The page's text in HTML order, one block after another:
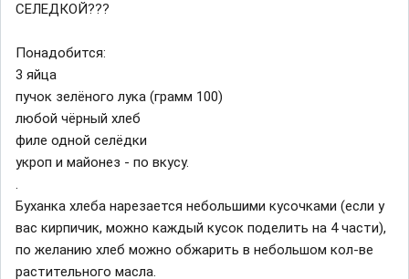
СЕЛЕДКОЙ???
Понадобится:
3 яйца
пучок зелёного лука (грамм 100)
любой чёрный хлеб
филе одной селёдки
укроп и майонез - по вкусу.
.
Буханка хлеба нарезается небольшими кусочками (если у
вас кирпичик, можно каждый кусок поделить на 4 части),
по желанию хлеб можно обжарить в небольшом кол-ве
растительного масла.